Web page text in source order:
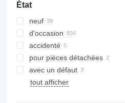
État
neuf
d'occasion
accidenté
pour pièces détachées
avec un défaut
tout afficher